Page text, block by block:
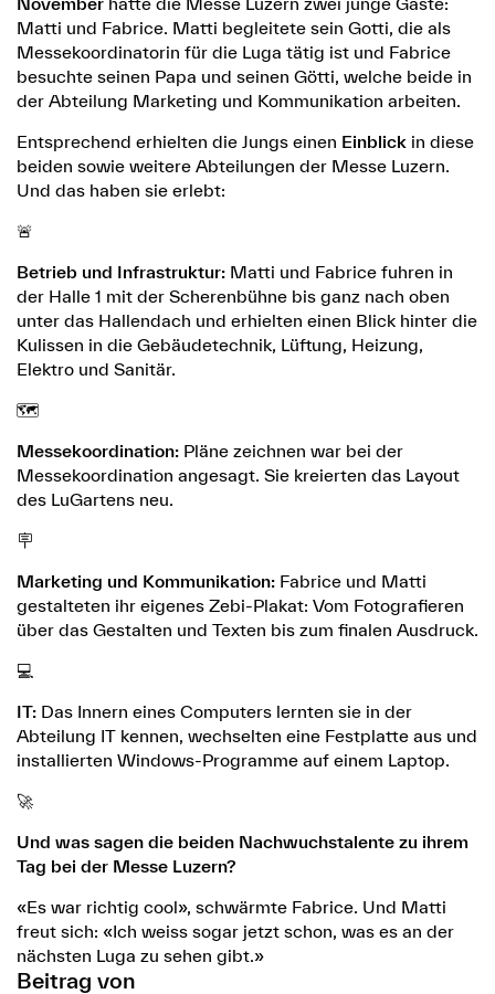
November hatte die Messe Luzern zwei junge Gäste:
Matti und Fabrice. Matti begleitete sein Gotti, die als
Messekoordinatorin für die Luga tätig ist und Fabrice
besuchte seinen Papa und seinen Götti, welche beide in
der Abteilung Marketing und Kommunikation arbeiten.
Entsprechend erhielten die Jungs einen Einblick in diese
beiden sowie weitere Abteilungen der Messe Luzern.
Und das haben sie erlebt:
🚨
Betrieb und Infrastruktur: Matti und Fabrice fuhren in
der Halle 1 mit der Scherenbühne bis ganz nach oben
unter das Hallendach und erhielten einen Blick hinter die
Kulissen in die Gebäudetechnik, Lüftung, Heizung,
Elektro und Sanitär.
🗺️
Messekoordination: Pläne zeichnen war bei der
Messekoordination angesagt. Sie kreierten das Layout
des LuGartens neu.
🪧
Marketing und Kommunikation: Fabrice und Matti
gestalteten ihr eigenes Zebi-Plakat: Vom Fotografieren
über das Gestalten und Texten bis zum finalen Ausdruck.
💻
IT: Das Innern eines Computers lernten sie in der
Abteilung IT kennen, wechselten eine Festplatte aus und
installierten Windows-Programme auf einem Laptop.
🚀
Und was sagen die beiden Nachwuchstalente zu ihrem
Tag bei der Messe Luzern?
«Es war richtig cool», schwärmte Fabrice. Und Matti
freut sich: «Ich weiss sogar jetzt schon, was es an der
nächsten Luga zu sehen gibt.»
Beitrag von